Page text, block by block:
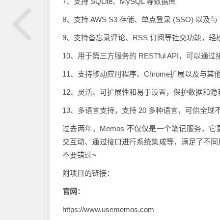
8、支持 AWS S3 存储、单点登录 (SSO) 以及与
9、支持备忘录评论、RSS 订阅等社交功能，轻
10、用于第三方服务的 RESTful API，可以通过
11、支持移动应用程序、Chrome扩展以及与其
12、灵活、可扩展性和易于设置，保护数据和隐
13、多语言支持，支持 20 多种语言，可供全球
过去两年，Memos 不仅仅是一个笔记服务，
交互动、通过接口进行系统集成等，满足了不
不要错过~
附项目的链接：
官网：
https://www.usememos.com